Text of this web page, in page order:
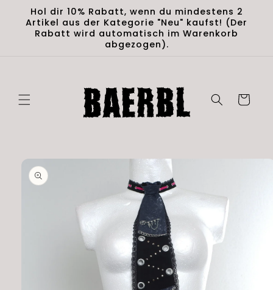
zum
Inhalt
Hol dir 10% Rabatt, wenn du mindestens 2
Artikel aus der Kategorie "Neu" kaufst! (Der
Rabatt wird automatisch im Warenkorb
abgezogen).
Warenkorb